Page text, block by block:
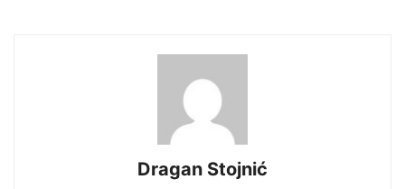
Dragan Stojnić